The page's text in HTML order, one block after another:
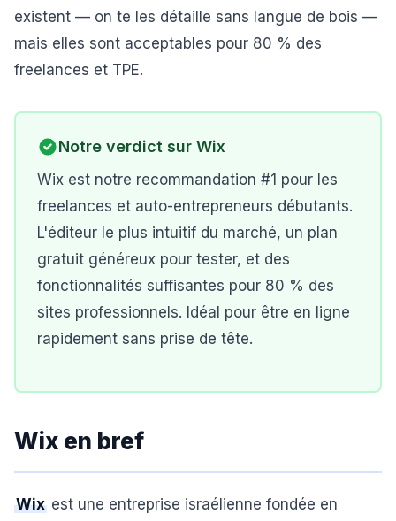
existent — on te les détaille sans langue de bois —
mais elles sont acceptables pour 80 % des
freelances et TPE.
Notre verdict sur Wix
Wix est notre recommandation #1 pour les
freelances et auto-entrepreneurs débutants.
L'éditeur le plus intuitif du marché, un plan
gratuit généreux pour tester, et des
fonctionnalités suffisantes pour 80 % des
sites professionnels. Idéal pour être en ligne
rapidement sans prise de tête.
Wix en bref
Wix est une entreprise israélienne fondée en